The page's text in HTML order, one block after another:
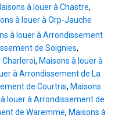
à louer à Chastre,
à louer à Orp-Jauche
à louer à Arrondissement
de Soignies,
, Maisons à louer à
à Arrondissement de La
de Courtrai, Maisons
louer à Arrondissement de
de Waremme, Maisons à